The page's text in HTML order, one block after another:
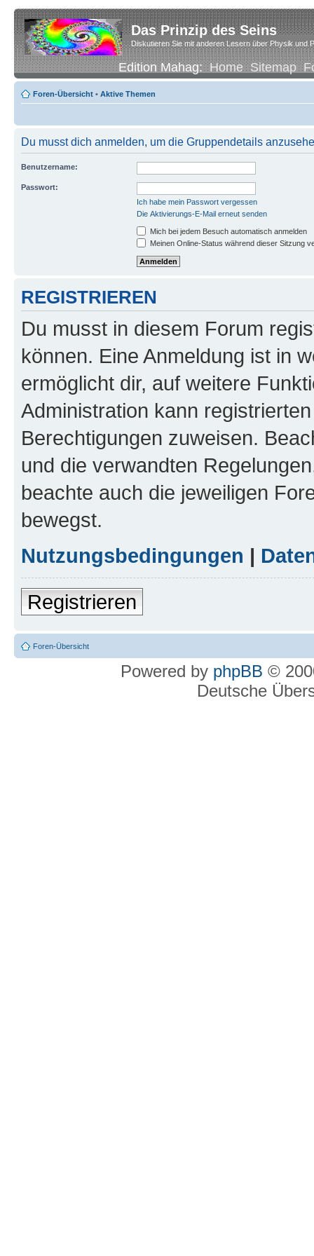
Das Prinzip des Seins
Diskutieren Sie mit anderen Lesern über Physik und
Edition Mahag:Home Sitemap
Foren-Übersicht • Aktive Themen
Du musst dich anmelden, um die Gruppendetails
Benutzername:
Passwort:
Ich habe mein Passwort vergessen
Die Aktivierungs-E-Mail erneut senden
Mich bei jedem Besuch automatisch anmelden
Meinen Online-Status während dieser Sitzung
REGISTRIEREN
Du musst in diesem Forum
können. Eine Anmeldung ist in
ermöglicht dir, auf weitere
Administration kann
Berechtigungen zuweisen.
und die verwandten
beachte auch die jeweiligen
bewegst.
Nutzungsbedingungen |
Registrieren
Foren-Übersicht
Powered by phpBB ©
Deutsche